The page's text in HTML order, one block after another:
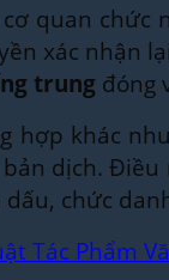
quan
xác nhận
trung đóng
hợp khác
dịch.
dấu, chức
Tác Phẩm